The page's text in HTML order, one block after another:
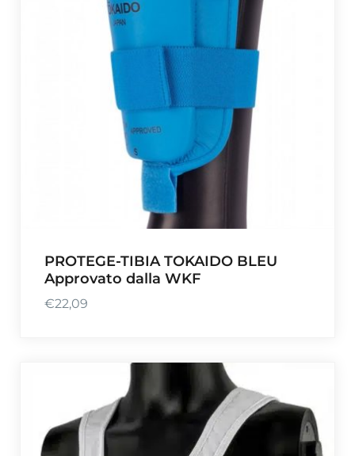
PROTEGE-TIBIA TOKAIDO BLEU
Approvato dalla WKF
€22,09